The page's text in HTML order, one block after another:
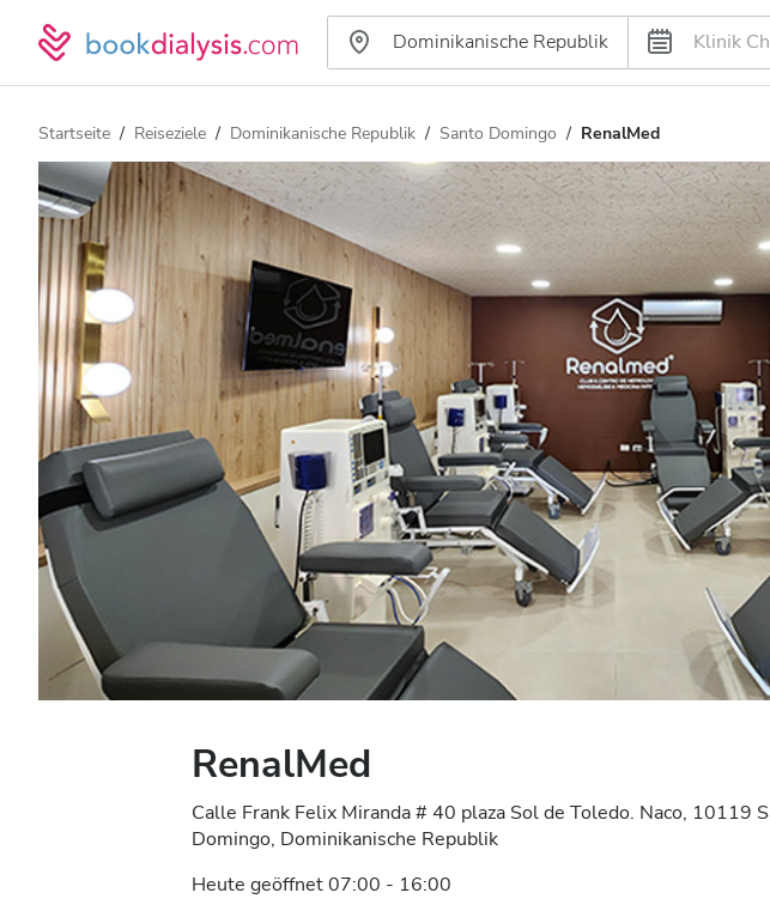
Startseite Reiseziele Dominikanische Republik Santo Domingo RenalMed
RenalMed
Calle Frank Felix Miranda # 40 plaza Sol de Toledo. Naco, 10119
Domingo, Dominikanische Republik
Heute geöffnet 07:00 - 16:00